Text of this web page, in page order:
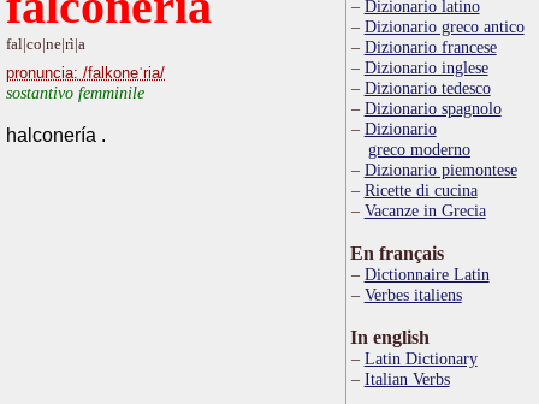
fal|co|ne|rì|a
pronuncia: /falkoneˈria/
sostantivo femminile
halconería .
Dizionario latino
Dizionario greco antico
Dizionario francese
Dizionario inglese
Dizionario tedesco
Dizionario spagnolo
Dizionario
greco moderno
Dizionario piemontese
Ricette di cucina
Vacanze in Grecia
En français
Dictionnaire Latin
Verbes italiens
In english
Latin Dictionary
Italian Verbs